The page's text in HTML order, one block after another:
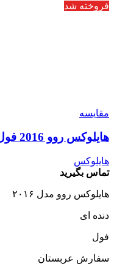
فروخته شد
مقایسه
هایلوکس روو 2016 فول
هایلوکس
تماس بگیرید
هایلوکس روو مدل ۲۰۱۶
دنده ای
فول
سفارش عربستان